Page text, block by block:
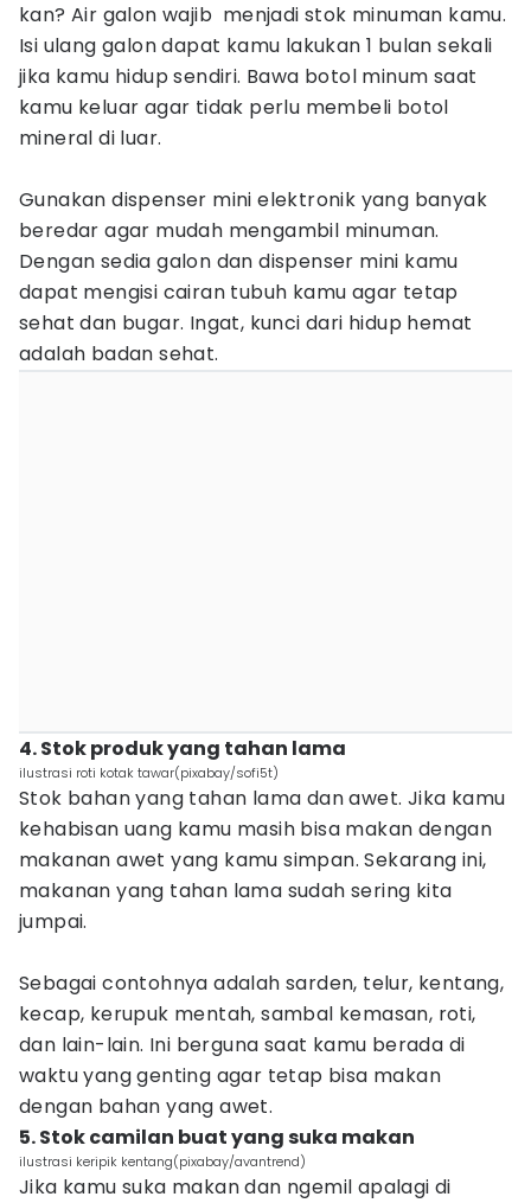
kan? Air galon wajib menjadi stok minuman kamu.
Isi ulang galon dapat kamu lakukan 1 bulan sekali
jika kamu hidup sendiri. Bawa botol minum saat
kamu keluar agar tidak perlu membeli botol
mineral di luar.
Gunakan dispenser mini elektronik yang banyak
beredar agar mudah mengambil minuman.
Dengan sedia galon dan dispenser mini kamu
dapat mengisi cairan tubuh kamu agar tetap
sehat dan bugar. Ingat, kunci dari hidup hemat
adalah badan sehat.
4. Stok produk yang tahan lama
ilustrasi roti kotak tawar(pixabay/sofi5t)
Stok bahan yang tahan lama dan awet. Jika kamu
kehabisan uang kamu masih bisa makan dengan
makanan awet yang kamu simpan. Sekarang ini,
makanan yang tahan lama sudah sering kita
jumpai.
Sebagai contohnya adalah sarden, telur, kentang,
kecap, kerupuk mentah, sambal kemasan, roti,
dan lain-lain. Ini berguna saat kamu berada di
waktu yang genting agar tetap bisa makan
dengan bahan yang awet.
5. Stok camilan buat yang suka makan
ilustrasi keripik kentang(pixabay/avantrend)
Jika kamu suka makan dan ngemil apalagi di